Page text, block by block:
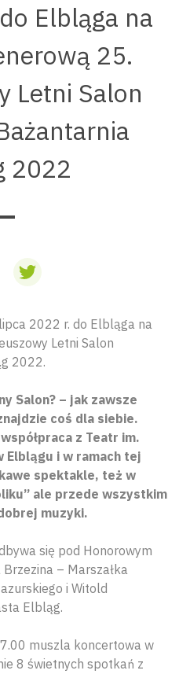
Elbląga na
25.
Letni Salon
2022
2022 r. do Elbląga na
Letni Salon
2022.
Salon? – jak zawsze
coś dla siebie.
z Teatr im.
Elblągu i w ramach tej
spektakle, też w
ale przede wszystkim
muzyki.
się pod Honorowym
– Marszałka
i Witold
Elbląg.
muszla koncertowa w
8 świetnych spotkań z